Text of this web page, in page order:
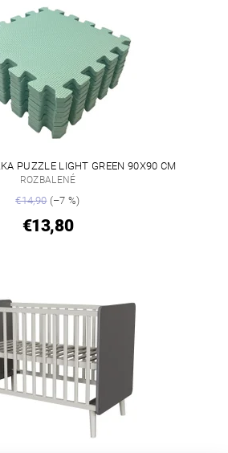
PUZZLE LIGHT GREEN 90X90 CM
ROZBALENÉ
€14,90(–7 %)
€13,80